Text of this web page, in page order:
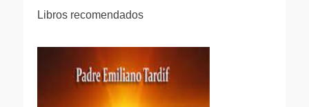
Libros recomendados